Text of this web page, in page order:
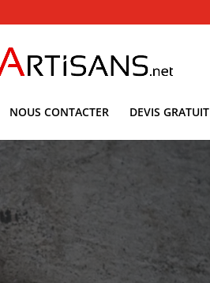
NOUS CONTACTER DEVIS GRATUIT